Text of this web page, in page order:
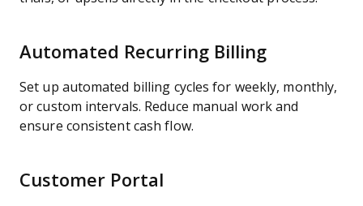
Automated Recurring Billing
Set up automated billing cycles for weekly, monthly,
or custom intervals. Reduce manual work and
ensure consistent cash flow.
Customer Portal